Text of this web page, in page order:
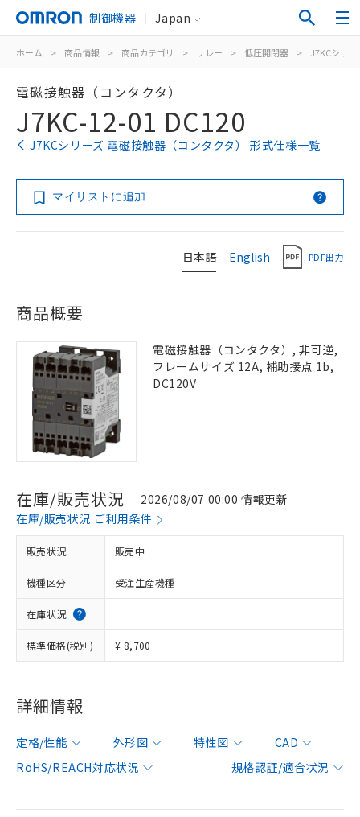
制御機器 Japan
ホーム > 商品情報 > 商品カテゴリ > リレー > 低圧開閉器 > J7KCシリー
電磁接触器（コンタクタ）
J7KC-12-01 DC120
J7KCシリーズ 電磁接触器（コンタクタ） 形式仕様一覧
マイリストに追加
日本語 English PDF出力
商品概要
電磁接触器（コンタクタ）, 非可逆,
フレームサイズ 12A, 補助接点 1b,
DC120V
在庫/販売状況
2026/08/07 00:00 情報更新
在庫/販売状況 ご利用条件
販売状況 販売中
機種区分 受注生産機種
在庫状況
標準価格(税別) ¥ 8,700
詳細情報
定格/性能 外形図 特性図
CAD
RoHS/REACH対応状況
規格認証/適合状況